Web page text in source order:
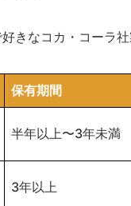
きなコカ・コーラ社
保有期間
半年以上〜3年未満
3年以上